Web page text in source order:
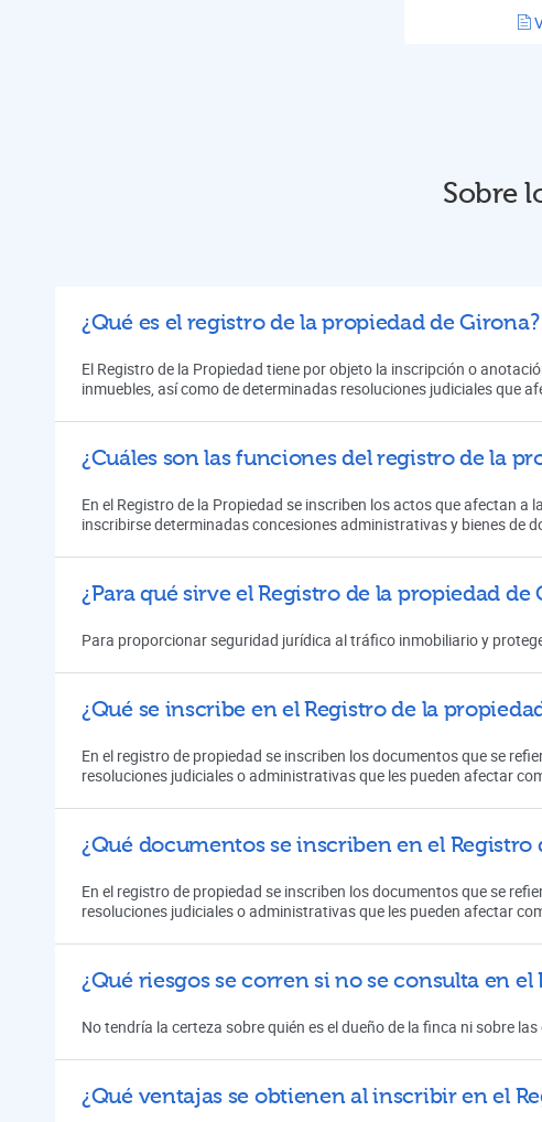
Sobre
¿Qué es el registro de la propiedad de Girona?
El Registro de la Propiedad tiene por objeto la inscripción o
inmuebles, así como de determinadas resoluciones judiciales que
¿Cuáles son las funciones del registro de la
En el Registro de la Propiedad se inscriben los actos que afectan
inscribirse determinadas concesiones administrativas y bienes de
¿Para qué sirve el Registro de la propiedad de
Para proporcionar seguridad jurídica al tráfico inmobiliario y
¿Qué se inscribe en el Registro de la
En el registro de propiedad se inscriben los documentos que se
resoluciones judiciales o administrativas que les pueden afectar
¿Qué documentos se inscriben en el Registro
En el registro de propiedad se inscriben los documentos que se
resoluciones judiciales o administrativas que les pueden afectar
¿Qué riesgos se corren si no se consulta en
No tendría la certeza sobre quién es el dueño de la finca ni sobre
¿Qué ventajas se obtienen al inscribir en el